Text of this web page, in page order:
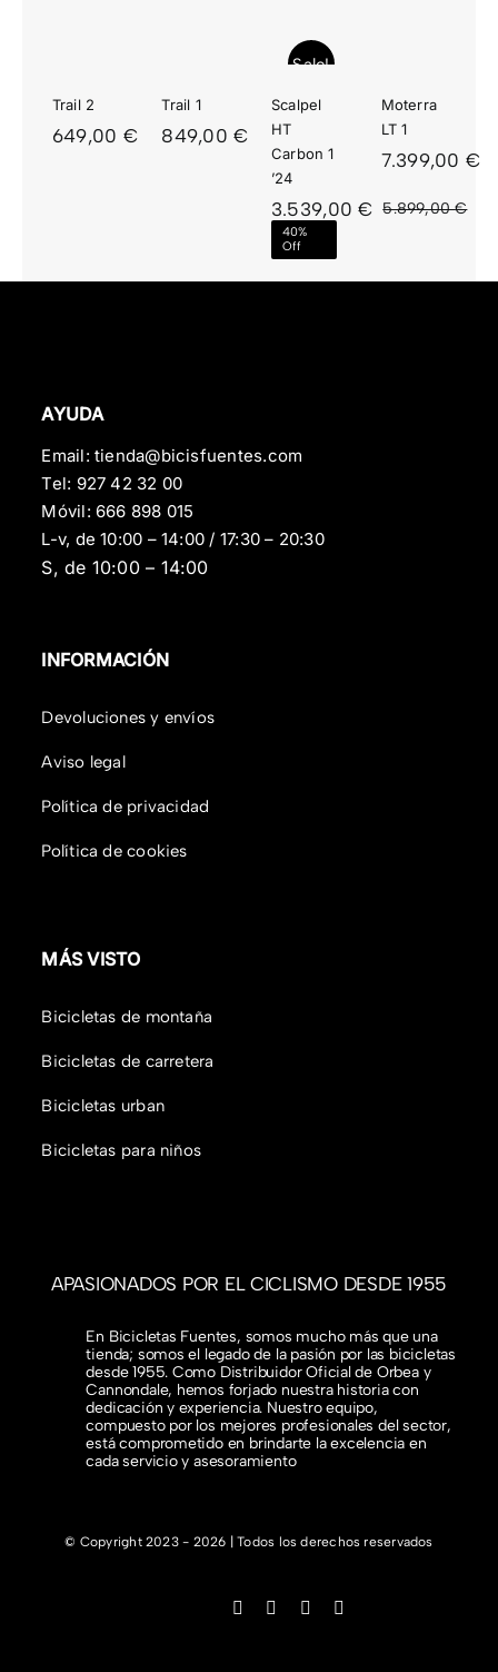
Trail 2
649,00 €
Trail 1
849,00€
Sale!
CARBON
Scalpel
HT
Carbon 1
’24
5.899,00€El
era:
3.539,00€
El
es:
40%
Off
Moterra
LT 1
7.399,00 €
AYUDA
Email:tienda@bicisfuentes.com
Tel: 927 42 32 00
Móvil: 666 898 015
L-v, de 10:00 – 14:00 / 17:30 – 20:30
S, de 10:00 – 14:00
INFORMACIÓN
Devoluciones y envíos
Aviso legal
Política de privacidad
Política de cookies
MÁS VISTO
Bicicletas de montaña
Bicicletas de carretera
Bicicletas urban
Bicicletas para niños
APASIONADOS POR EL CICLISMO DESDE 1955
En Bicicletas Fuentes, somos mucho más que una
tienda; somos el legado de la pasión por las bicicletas
desde 1955. Como Distribuidor Oficial de Orbea y
Cannondale, hemos forjado nuestra historia con
dedicación y experiencia. Nuestro equipo,
compuesto por los mejores profesionales del sector,
está comprometido en brindarte la excelencia en
cada servicio y asesoramiento
© Copyright 2023 - 2026 | Todos los derechos reservados